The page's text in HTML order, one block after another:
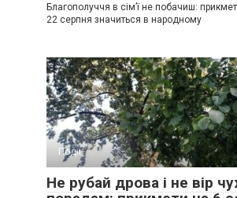
Благополуччя в сім’ї не побачиш:
22 серпня значиться в народному
Події
Не рубай дрова і не вір